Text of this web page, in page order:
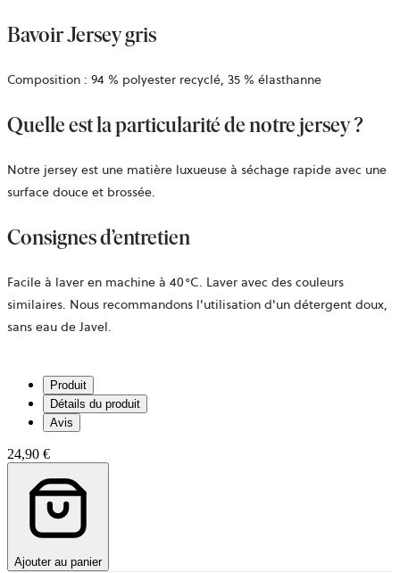
Bavoir Jersey gris
Composition : 94 % polyester recyclé, 35 % élasthanne
Quelle est la particularité de notre jersey ?
Notre jersey est une matière luxueuse à séchage rapide avec une
surface douce et brossée.
Consignes d’entretien
Facile à laver en machine à 40°C. Laver avec des couleurs
similaires. Nous recommandons l'utilisation d'un détergent doux,
sans eau de Javel.
Produit
Détails du produit
Avis
24,90 €
Ajouter au panier